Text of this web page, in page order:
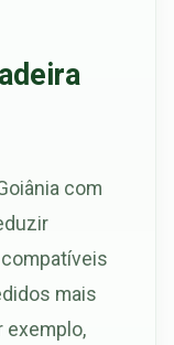
com
mais
exemplo,